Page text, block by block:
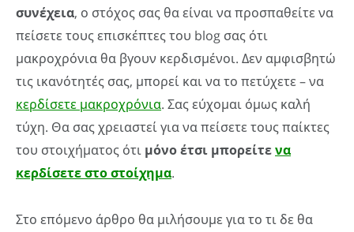
συνέχεια, ο στόχος σας θα είναι να προσπαθείτε να
πείσετε τους επισκέπτες του blog σας ότι
μακροχρόνια θα βγουν κερδισμένοι. Δεν αμφισβητώ
τις ικανότητές σας, μπορεί και να το πετύχετε – να
κερδίσετε μακροχρόνια. Σας εύχομαι όμως καλή
τύχη. Θα σας χρειαστεί για να πείσετε τους παίκτες
του στοιχήματος ότι μόνο έτσι μπορείτενα
κερδίσετε στο στοίχημα.
Στο επόμενο άρθρο θα μιλήσουμε για το τι δε θα